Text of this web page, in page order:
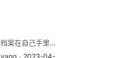
档案在自己手里怎么办，拆开了怎么重新密封？
yang · 2023-04-